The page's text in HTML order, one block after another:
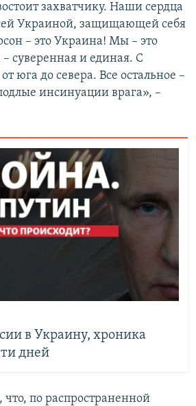
захватчику. Наши сердца
Украиной, защищающей себя
– это Украина! Мы – это
суверенная и единая. С
юга до севера. Все остальное –
инсинуации врага», –
в Украину, хроника
дней
по распространенной